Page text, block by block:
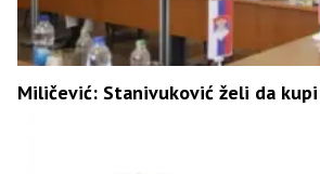
Miličević: Stanivuković želi da kupi